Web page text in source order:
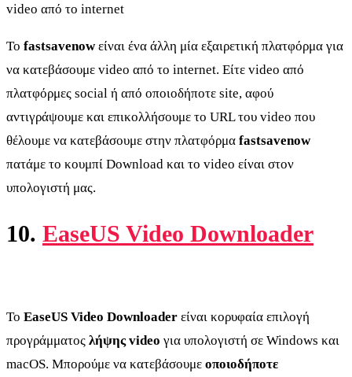
video από το internet
Το fastsavenowείναι ένα άλλη μία εξαιρετική πλατφόρμα για
να κατεβάσουμε video από το internet. Είτε video από
πλατφόρμες social ή από οποιοδήποτε site, αφού
αντιγράψουμε και επικολλήσουμε το URL του video που
θέλουμε να κατεβάσουμε στην πλατφόρμα fastsavenow
πατάμε το κουμπί Download και το video είναι στον
υπολογιστή μας.
10. EaseUS Video Downloader
Το EaseUS Video Downloader είναι κορυφαία επιλογή
προγράμματος λήψης video για υπολογιστή σε Windows και
macOS. Μπορούμε να κατεβάσουμε οποιοδήποτε